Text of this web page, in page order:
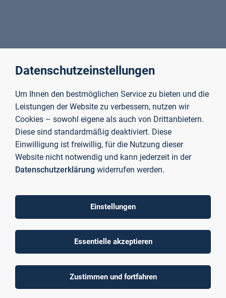
Technische Hochschule
Aschaffenburg
Datenschutzeinstellungen
Um Ihnen den bestmöglichen Service zu bieten und die
Leistungen der Website zu verbessern, nutzen wir
Cookies – sowohl eigene als auch von Drittanbietern.
Diese sind standardmäßig deaktiviert. Diese
Einwilligung ist freiwillig, für die Nutzung dieser
Website nicht notwendig und kann jederzeit in der
Datenschutzerklärung widerrufen werden.
Einstellungen
Essentielle akzeptieren
Zustimmen und fortfahren